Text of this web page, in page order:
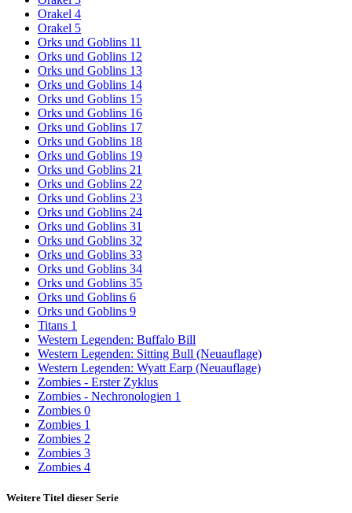
Orakel 4
Orakel 5
Orks und Goblins 11
Orks und Goblins 12
Orks und Goblins 13
Orks und Goblins 14
Orks und Goblins 15
Orks und Goblins 16
Orks und Goblins 17
Orks und Goblins 18
Orks und Goblins 19
Orks und Goblins 21
Orks und Goblins 22
Orks und Goblins 23
Orks und Goblins 24
Orks und Goblins 31
Orks und Goblins 32
Orks und Goblins 33
Orks und Goblins 34
Orks und Goblins 35
Orks und Goblins 6
Orks und Goblins 9
Titans 1
Western Legenden: Buffalo Bill
Western Legenden: Sitting Bull (Neuauflage)
Western Legenden: Wyatt Earp (Neuauflage)
Zombies - Erster Zyklus
Zombies - Nechronologien 1
Zombies 0
Zombies 1
Zombies 2
Zombies 3
Zombies 4
Weitere Titel dieser Serie